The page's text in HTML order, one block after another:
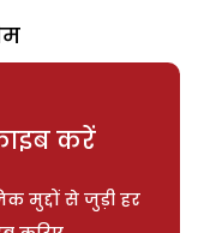
करें
मुद्दों से जुड़ी हर